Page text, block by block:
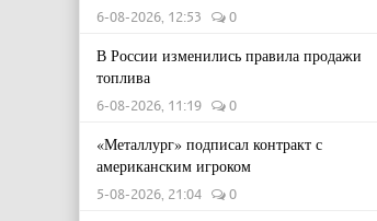
6-08-2026, 12:53 0
В России изменились правила продажи
топлива
6-08-2026, 11:19 0
«Металлург» подписал контракт с
американским игроком
5-08-2026, 21:04 0